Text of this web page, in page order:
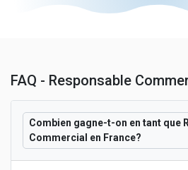
FAQ - Responsable
Combien gagne-t-on en tant que
Commercial en France?